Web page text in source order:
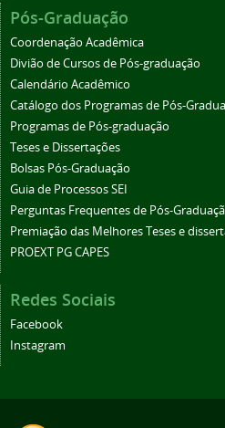
Pós-Graduação
Coordenação Acadêmica
Divião de Cursos de Pós-graduação
Calendário Acadêmico
Catálogo dos Programas de Pós-
Programas de Pós-graduação
Teses e Dissertações
Bolsas Pós-Graduação
Guia de Processos SEI
Perguntas Frequentes de Pós-
Premiação das Melhores Teses e
PROEXT PG CAPES
Redes Sociais
Facebook
Instagram